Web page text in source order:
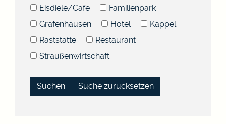
Eisdiele/Cafe
Familienpark
Grafenhausen
Hotel
Kappel
Raststätte
Restaurant
Straußenwirtschaft
Suche zurücksetzen